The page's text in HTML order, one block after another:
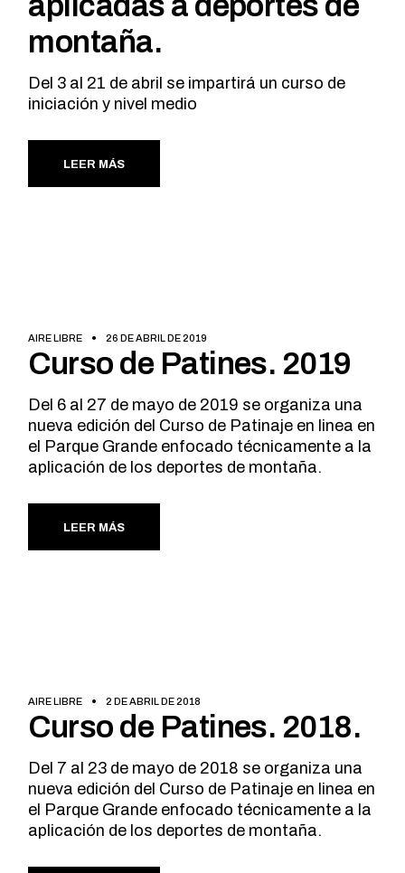
montaña.
Del 3 al 21 de abril se impartirá un curso de
iniciación y nivel medio
LEER MÁS
AIRE LIBRE 26 DE ABRIL DE 2019
Curso de Patines. 2019
Del 6 al 27 de mayo de 2019 se organiza una
nueva edición del Curso de Patinaje en linea en
el Parque Grande enfocado técnicamente a la
aplicación de los deportes de montaña.
LEER MÁS
AIRE LIBRE 2 DE ABRIL DE 2018
Curso de Patines. 2018.
Del 7 al 23 de mayo de 2018 se organiza una
nueva edición del Curso de Patinaje en linea en
el Parque Grande enfocado técnicamente a la
aplicación de los deportes de montaña.